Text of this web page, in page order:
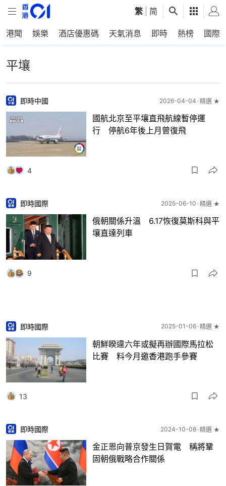
繁 简
港聞 娛樂 酒店優惠碼 天氣消息 即時 熱榜 國際
平壤
即時中國 2026-04-04 精選 ★
國航北京至平壤直飛航線暫停運
行 停航6年後上月曾復飛
4
即時國際 2025-06-10 精選 ★
俄朝關係升溫 6.17恢復莫斯科與平
壤直達列車
9
即時國際 2025-01-06 精選 ★
朝鮮睽違六年或擬再辦國際馬拉松
比賽 料今月邀香港跑手參賽
13
即時國際 2024-10-08 精選 ★
金正恩向普京發生日賀電 稱將鞏
固朝俄戰略合作關係